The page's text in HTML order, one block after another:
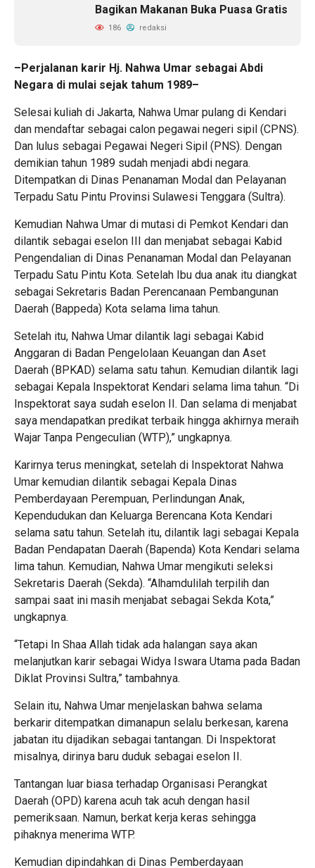
Bagikan Makanan Buka Puasa Gratis
186 redaksi
–Perjalanan karir Hj. Nahwa Umar sebagai Abdi
Negara di mulai sejak tahum 1989–
Selesai kuliah di Jakarta, Nahwa Umar pulang di Kendari
dan mendaftar sebagai calon pegawai negeri sipil (CPNS).
Dan lulus sebagai Pegawai Negeri Sipil (PNS). Dengan
demikian tahun 1989 sudah menjadi abdi negara.
Ditempatkan di Dinas Penanaman Modal dan Pelayanan
Terpadu Satu Pintu Provinsi Sulawesi Tenggara (Sultra).
Kemudian Nahwa Umar di mutasi di Pemkot Kendari dan
dilantik sebagai eselon III dan menjabat sebagai Kabid
Pengendalian di Dinas Penanaman Modal dan Pelayanan
Terpadu Satu Pintu Kota. Setelah Ibu dua anak itu diangkat
sebagai Sekretaris Badan Perencanaan Pembangunan
Daerah (Bappeda) Kota selama lima tahun.
Setelah itu, Nahwa Umar dilantik lagi sebagai Kabid
Anggaran di Badan Pengelolaan Keuangan dan Aset
Daerah (BPKAD) selama satu tahun. Kemudian dilantik lagi
sebagai Kepala Inspektorat Kendari selama lima tahun. “Di
Inspektorat saya sudah eselon II. Dan selama di menjabat
saya mendapatkan predikat terbaik hingga akhirnya meraih
Wajar Tanpa Pengeculian (WTP),” ungkapnya.
Karirnya terus meningkat, setelah di Inspektorat Nahwa
Umar kemudian dilantik sebagai Kepala Dinas
Pemberdayaan Perempuan, Perlindungan Anak,
Kependudukan dan Keluarga Berencana Kota Kendari
selama satu tahun. Setelah itu, dilantik lagi sebagai Kepala
Badan Pendapatan Daerah (Bapenda) Kota Kendari selama
lima tahun. Kemudian, Nahwa Umar mengikuti seleksi
Sekretaris Daerah (Sekda). “Alhamdulilah terpilih dan
sampai saat ini masih menjabat sebagai Sekda Kota,”
ungkapnya.
“Tetapi In Shaa Allah tidak ada halangan saya akan
melanjutkan karir sebagai Widya Iswara Utama pada Badan
Diklat Provinsi Sultra,” tambahnya.
Selain itu, Nahwa Umar menjelaskan bahwa selama
berkarir ditempatkan dimanapun selalu berkesan, karena
jabatan itu dijadikan sebagai tantangan. Di Inspektorat
misalnya, dirinya baru duduk sebagai eselon II.
Tantangan luar biasa terhadap Organisasi Perangkat
Daerah (OPD) karena acuh tak acuh dengan hasil
pemeriksaan. Namun, berkat kerja keras sehingga
pihaknya menerima WTP.
Kemudian dipindahkan di Dinas Pemberdayaan